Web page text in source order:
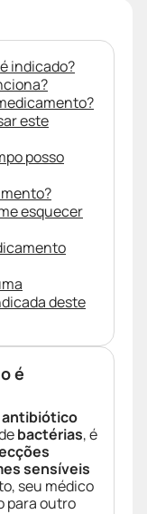
indicado?
este
posso
esquecer
deste
é
antibiótico
bactérias, é
sensíveis
seu médico
para outro